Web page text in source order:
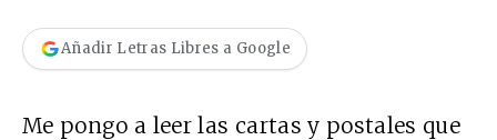
Añadir Letras Libres a Google
Me pongo a leer las cartas y postales que